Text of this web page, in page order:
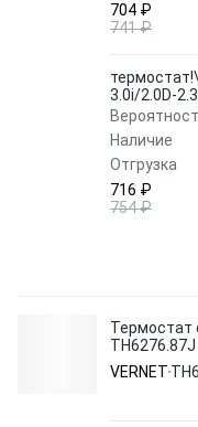
704 ₽
741 ₽
3.0i/2.0D-
Наличие
Отгрузка
716 ₽
754 ₽
Термостат
TH6276.87J
VERNET